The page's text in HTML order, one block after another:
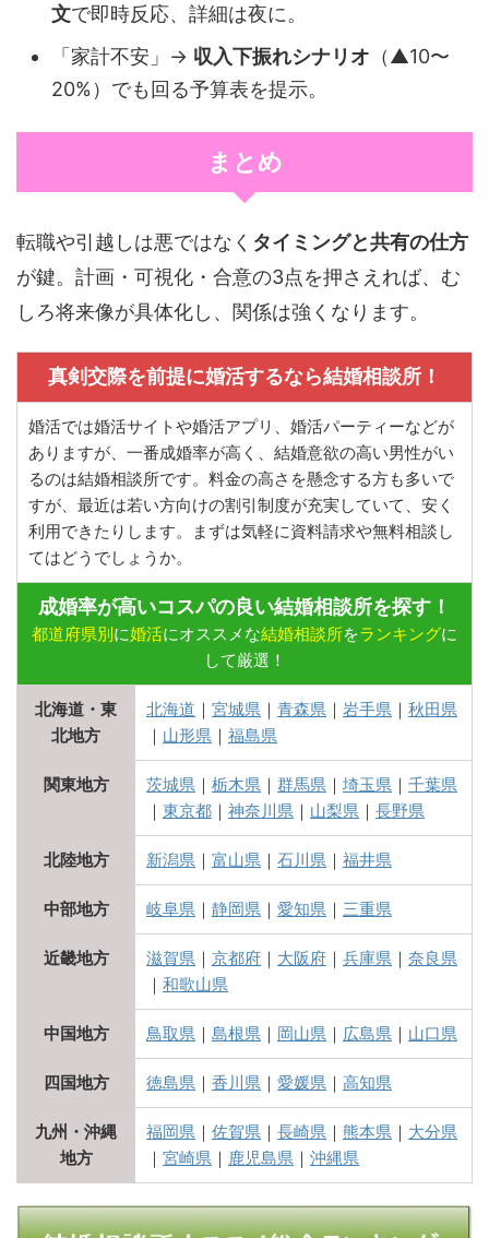
文で即時反応、詳細は夜に。
「家計不安」→ 収入下振れシナリオ （▲10〜
20%）でも回る予算表を提示。
まとめ
転職や引越しは悪ではなく タイミングと共有の仕方
が鍵。計画・可視化・合意の3点を押さえれば、む
しろ将来像が具体化し、関係は強くなります。
真剣交際を前提に婚活するなら結婚相談所！
婚活では婚活サイトや婚活アプリ、婚活パーティーなどが
ありますが、一番成婚率が高く、結婚意欲の高い男性がい
るのは結婚相談所です。料金の高さを懸念する方も多いで
すが、最近は若い方向けの割引制度が充実していて、安く
利用できたりします。まずは気軽に資料請求や無料相談し
てはどうでしょうか。
成婚率が高いコスパの良い結婚相談所を探す！
都道府県別 に婚活にオススメな結婚相談所をランキングに
して厳選！
北海道・東
北地方
北海道 ｜ 宮城県 ｜ 青森県 ｜ 岩手県 ｜ 秋田県
｜ 山形県 ｜ 福島県
関東地方 茨城県 ｜ 栃木県 ｜ 群馬県 ｜ 埼玉県 ｜ 千葉県
｜ 東京都 ｜ 神奈川県 ｜ 山梨県 ｜ 長野県
北陸地方 新潟県 ｜ 富山県 ｜ 石川県 ｜ 福井県
中部地方 岐阜県 ｜ 静岡県 ｜ 愛知県 ｜ 三重県
近畿地方 滋賀県 ｜ 京都府 ｜ 大阪府 ｜ 兵庫県 ｜ 奈良県
｜ 和歌山県
中国地方 鳥取県 ｜ 島根県 ｜ 岡山県 ｜ 広島県 ｜ 山口県
四国地方 徳島県 ｜ 香川県 ｜ 愛媛県 ｜ 高知県
九州・沖縄
地方
福岡県 ｜ 佐賀県 ｜ 長崎県 ｜ 熊本県 ｜ 大分県
｜ 宮崎県 ｜ 鹿児島県 ｜ 沖縄県